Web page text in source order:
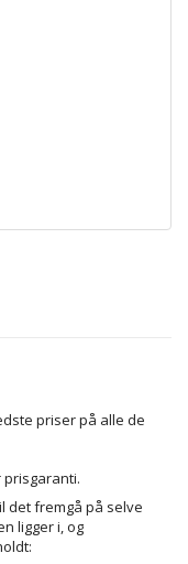
priser på alle de
prisgaranti.
det fremgå på selve
ligger i, og